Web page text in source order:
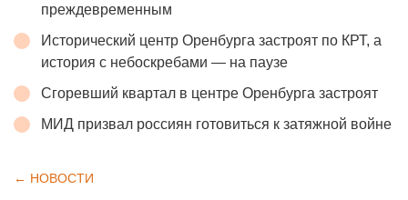
преждевременным
Исторический центр Оренбурга застроят по КРТ, а
история с небоскребами — на паузе
Сгоревший квартал в центре Оренбурга застроят
МИД призвал россиян готовиться к затяжной войне
← НОВОСТИ